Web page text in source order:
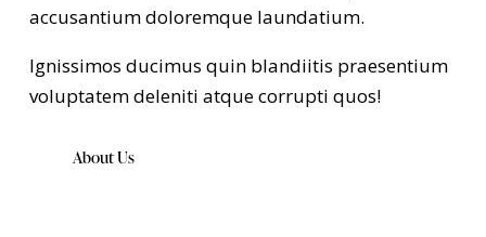
accusantium doloremque laundatium.
Ignissimos ducimus quin blandiitis praesentium
voluptatem deleniti atque corrupti quos!
About Us